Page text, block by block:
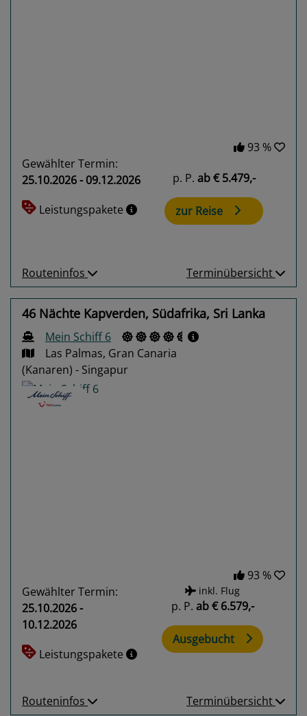
93 %
Gewählter Termin:
25.10.2026 - 09.12.2026
Leistungspakete
p. P. ab€ 5.479,-
zur Reise
Routeninfos Terminübersicht
46 Nächte Kapverden, Südafrika, Sri Lanka
Mein Schiff 6
Las Palmas, Gran Canaria
(Kanaren) - Singapur
93 %
Gewählter Termin:
25.10.2026 -
10.12.2026
Leistungspakete
inkl. Flug
p. P. ab€ 6.579,-
Ausgebucht
Routeninfos Terminübersicht